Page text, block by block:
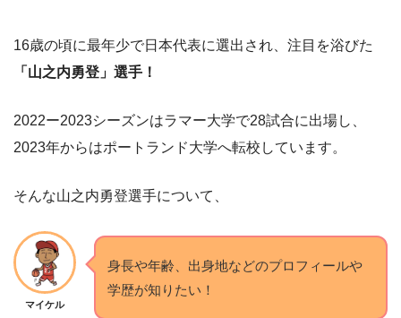
16歳の頃に最年少で日本代表に選出され、注目を浴びた
「山之内勇登」選手！
2022ー2023シーズンはラマー大学で28試合に出場し、
2023年からはポートランド大学へ転校しています。
そんな山之内勇登選手について、
マイケル
身長や年齢、出身地などのプロフィールや
学歴が知りたい！